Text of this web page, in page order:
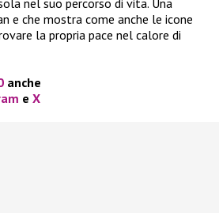
e che mostra come anche le icone
la propria pace nel calore di
anche
e X